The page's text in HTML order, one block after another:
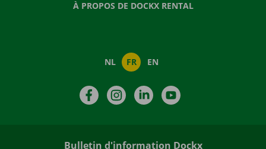
À PROPOS DE DOCKX RENTAL
NL FR EN
FacebookInstagramLinkedIn
Bulletin d'information Dockx